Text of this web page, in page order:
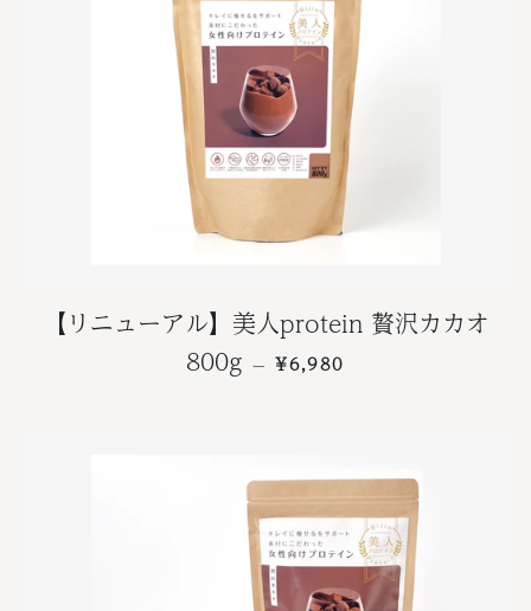
【リニューアル】美人protein 贅沢カカオ
800g — 通常価格
¥6,980